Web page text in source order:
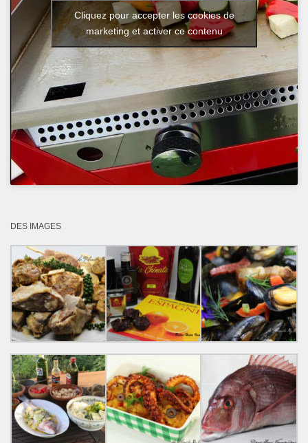
Cliquez pour accepter les cookies de
marketing et activer ce contenu
DES IMAGES